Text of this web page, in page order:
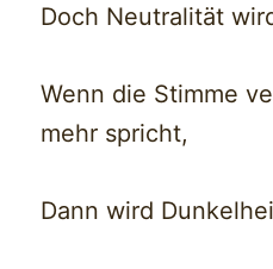
Doch Neutralität
Wenn die Stimme
mehr spricht,
Dann wird